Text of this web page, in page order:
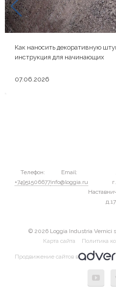
Как наносить декоративную
инструкция для начинающих
07.06.2026
Телефон:
+74951506677
Email:
info@loggia.ru
© 2026 Loggia Industria Vernici
Карта сайта
Политика
Продвижение сайтов в